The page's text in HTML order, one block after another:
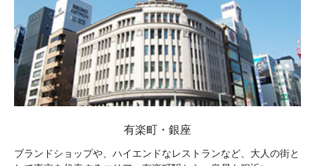
有楽町・銀座
ブランドショップや、ハイエンドなレストランなど、大人の街と